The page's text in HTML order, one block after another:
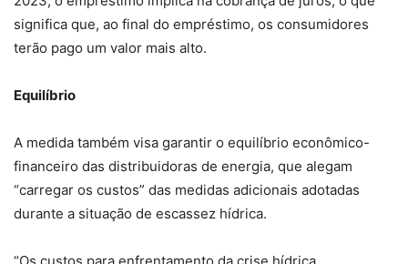
significa que, ao final do empréstimo, os consumidores
terão pago um valor mais alto.
Equilíbrio
A medida também visa garantir o equilíbrio econômico-
financeiro das distribuidoras de energia, que alegam
“carregar os custos” das medidas adicionais adotadas
durante a situação de escassez hídrica.